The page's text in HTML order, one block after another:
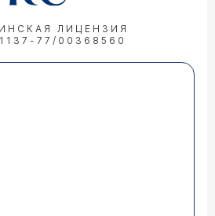
ЛИЦЕНЗИЯ
77/00368560